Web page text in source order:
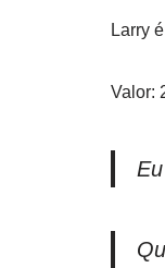
Larry
Valor: